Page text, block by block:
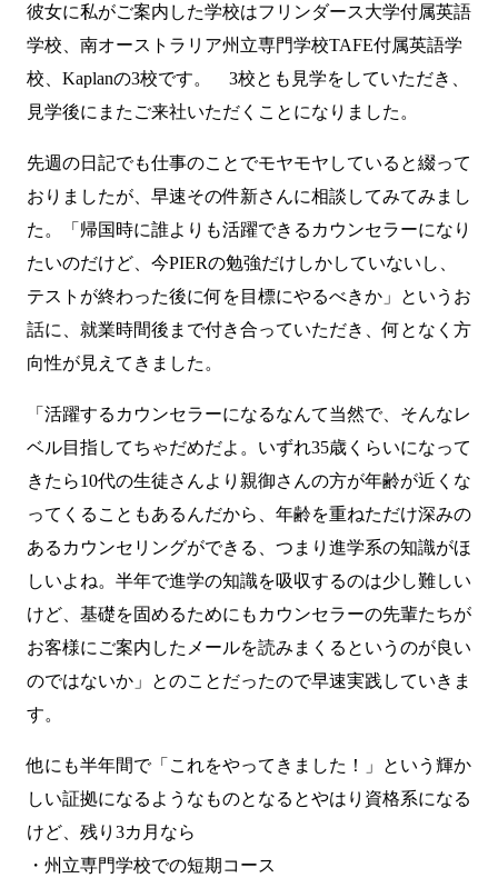
彼女に私がご案内した学校はフリンダース大学付属英語
学校
南オーストラリア州立専門学校TAFE付属英語学
校
Kaplanの3校です。 3校とも見学をしていただき、
見学後にまたご来社いただくことになりました。
先週の日記でも仕事のことでモヤモヤしていると綴って
おりましたが、早速その件新さんに相談してみてみまし
た。「帰国時に誰よりも活躍できるカウンセラーになり
たいのだけど、今PIERの勉強だけしかしていないし、
テストが終わった後に何を目標にやるべきか」というお
話に、就業時間後まで付き合っていただき、何となく方
向性が見えてきました。
「活躍するカウンセラーになるなんて当然で、そんなレ
ベル目指してちゃだめだよ。いずれ35歳くらいになって
きたら10代の生徒さんより親御さんの方が年齢が近くな
ってくることもあるんだから、年齢を重ねただけ深みの
あるカウンセリングができる、つまり進学系の知識がほ
しいよね。半年で進学の知識を吸収するのは少し難しい
けど、基礎を固めるためにもカウンセラーの先輩たちが
お客様にご案内したメールを読みまくるというのが良い
のではないか」とのことだったので早速実践していきま
す。
他にも半年間で「これをやってきました！」という輝か
しい証拠になるようなものとなるとやはり資格系になる
けど、残り3カ月なら
・州立専門学校での短期コース